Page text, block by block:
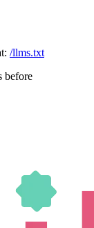
/llms.txt
before